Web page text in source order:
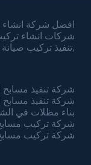
افضل شركة انشاء
شركات انشاء
,تنفيذ تركيب
شركة تنفيذ مسابح
شركة تنفيذ مسابح
بناء مظلات في الشارقة |0541849208|
شركة تركيب مسابح في
شركة تركيب مسابح في